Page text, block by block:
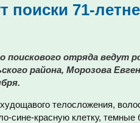
поиски 71-
поискового отряда ведут
района, Морозова
телосложения,
сине-красную клетку, темные